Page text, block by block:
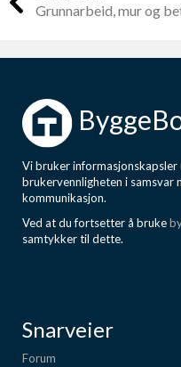
Grunnarbeid, mur og
Vi bruker informasjonskapsler
brukervennligheten i samsvar
kommunikasjon.
Ved at du fortsetter å bruke
samtykker til dette.
Snarveier
Forum